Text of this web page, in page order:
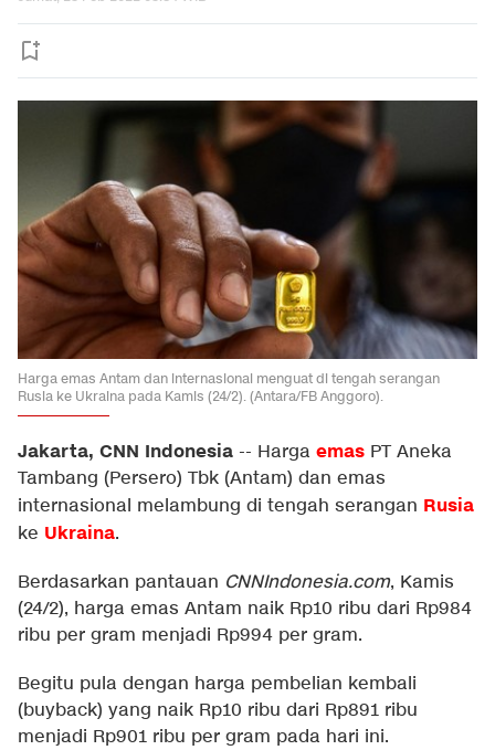
Harga emas Antam dan internasional menguat di tengah serangan
Rusia ke Ukraina pada Kamis (24/2). (Antara/FB Anggoro).
Jakarta, CNN Indonesia -- Harga emas PT Aneka
Tambang (Persero) Tbk (Antam) dan emas
internasional melambung di tengah serangan Rusia
ke Ukraina.
Berdasarkan pantauan CNNIndonesia.com, Kamis
(24/2), harga emas Antam naik Rp10 ribu dari Rp984
ribu per gram menjadi Rp994 per gram.
Begitu pula dengan harga pembelian kembali
(buyback) yang naik Rp10 ribu dari Rp891 ribu
menjadi Rp901 ribu per gram pada hari ini.